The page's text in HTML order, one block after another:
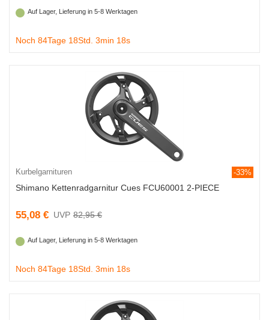
Auf Lager, Lieferung in 5-8 Werktagen
Noch 84Tage 18Std. 3min 18s
Kurbelgarnituren -33%
Shimano Kettenradgarnitur Cues FCU60001 2-PIECE
55,08 € 82,95 €
Auf Lager, Lieferung in 5-8 Werktagen
Noch 84Tage 18Std. 3min 18s